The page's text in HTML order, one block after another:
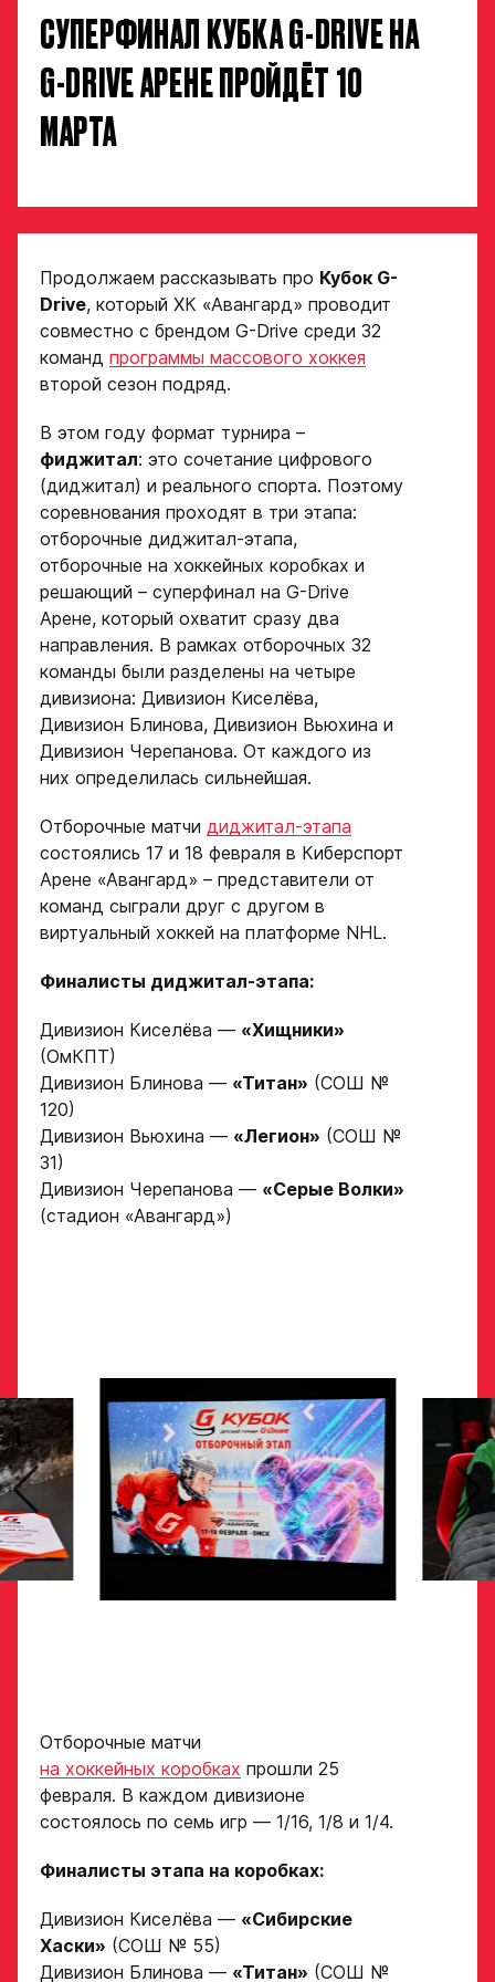
СУПЕРФИНАЛ КУБКА G-DRIVE НА
G-DRIVE АРЕНЕ ПРОЙДЁТ 10
МАРТА
Продолжаем рассказывать про Кубок G-
Drive, который ХК «Авангард» проводит
совместно с брендом G-Drive среди 32
команд программы массового хоккея
второй сезон подряд.
В этом году формат турнира –
фиджитал: это сочетание цифрового
(диджитал) и реального спорта. Поэтому
соревнования проходят в три этапа:
отборочные диджитал-этапа,
отборочные на хоккейных коробках и
решающий – суперфинал на G-Drive
Арене, который охватит сразу два
направления. В рамках отборочных 32
команды были разделены на четыре
дивизиона: Дивизион Киселёва,
Дивизион Блинова, Дивизион Вьюхина и
Дивизион Черепанова. От каждого из
них определилась сильнейшая.
Отборочные матчи диджитал-этапа
состоялись 17 и 18 февраля в Киберспорт
Арене «Авангард» – представители от
команд сыграли друг с другом в
виртуальный хоккей на платформе NHL.
Финалисты диджитал-этапа:
Дивизион Киселёва — «Хищники»
(ОмКПТ)
Дивизион Блинова — «Титан» (СОШ №
120)
Дивизион Вьюхина — «Легион» (СОШ №
31)
Дивизион Черепанова — «Серые Волки»
(стадион «Авангард»)
Отборочные матчи
на хоккейных коробках прошли 25
февраля. В каждом дивизионе
состоялось по семь игр — 1/16, 1/8 и 1/4.
Финалисты этапа на коробках:
Дивизион Киселёва — «Сибирские
Хаски» (СОШ № 55)
Дивизион Блинова — «Титан» (СОШ №
Заявка
на просмотр
в Хоккейную
Академию
«Авангард»
ФИО игрока
Рост, вес игрока
на просмотр
в Хоккейную
«Авангард»
Форма только
для игроков 2008–
2014 гг. р.
полностью
Рост игрока
Ссылка на профиль
игрока на сайте r-
hockey или trackhockey
выступления в Первенстве
России среди федеральных
of-russia/docs/youthcomp/